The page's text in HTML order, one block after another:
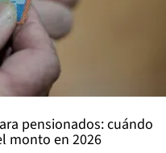
pensionados: cuándo
monto en 2026